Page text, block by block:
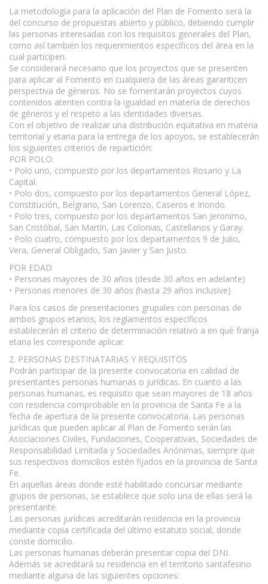
La metodología para la aplicación del Plan de Fomento será la
del concurso de propuestas abierto y público, debiendo cumplir
las personas interesadas con los requisitos generales del Plan,
como así también los requerimientos específicos del área en la
cual participen.
Se considerará necesario que los proyectos que se presenten
para aplicar al Fomento en cualquiera de las áreas garanticen
perspectiva de géneros. No se fomentarán proyectos cuyos
contenidos atenten contra la igualdad en materia de derechos
de géneros y el respeto a las identidades diversas.
Con el objetivo de realizar una distribución equitativa en materia
territorial y etaria para la entrega de los apoyos, se establecerán
los siguientes criterios de repartición:
POR POLO:
• Polo uno, compuesto por los departamentos Rosario y La
Capital.
• Polo dos, compuesto por los departamentos General López,
Constitución, Belgrano, San Lorenzo, Caseros e Iriondo.
• Polo tres, compuesto por los departamentos San Jeronimo,
San Cristóbal, San Martín, Las Colonias, Castellanos y Garay.
• Polo cuatro, compuesto por los departamentos 9 de Julio,
Vera, General Obligado, San Javier y San Justo.
POR EDAD
• Personas mayores de 30 años (desde 30 años en adelante)
• Personas menores de 30 años (hasta 29 años inclusive)
Para los casos de presentaciones grupales con personas de
ambos grupos etarios, los reglamentos específicos
establecerán el criterio de determinación relativo a en qué franja
etaria les corresponde aplicar.
2. PERSONAS DESTINATARIAS Y REQUISITOS
Podrán participar de la presente convocatoria en calidad de
presentantes personas humanas o jurídicas. En cuanto a las
personas humanas, es requisito que sean mayores de 18 años
con residencia comprobable en la provincia de Santa Fe a la
fecha de apertura de la presente convocatoria. Las personas
jurídicas que pueden aplicar al Plan de Fomento serán las
Asociaciones Civiles, Fundaciones, Cooperativas, Sociedades de
Responsabilidad Limitada y Sociedades Anónimas, siempre que
sus respectivos domicilios estén fijados en la provincia de Santa
Fe.
En aquellas áreas donde esté habilitado concursar mediante
grupos de personas, se establece que solo una de ellas será la
presentante.
Las personas jurídicas acreditarán residencia en la provincia
mediante copia certificada del último estatuto social, donde
conste domicilio.
Las personas humanas deberán presentar copia del DNI.
Además se acreditará su residencia en el territorio santafesino
mediante alguna de las siguientes opciones: